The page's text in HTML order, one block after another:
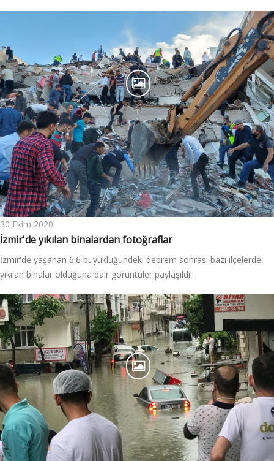
30 Ekim 2020
İzmir'de yıkılan binalardan fotoğraflar
İzmir'de yaşanan 6.6 büyüklüğündeki deprem sonrası bazı ilçelerde
yıkılan binalar olduğuna dair görüntüler paylaşıldı: